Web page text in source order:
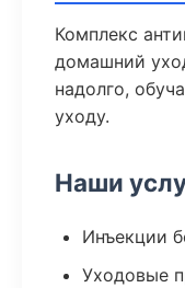
Комплекс
домашний
надолго,
уходу.
Наши
Инъекции
Уходовые